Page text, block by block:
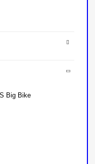
Big Bike